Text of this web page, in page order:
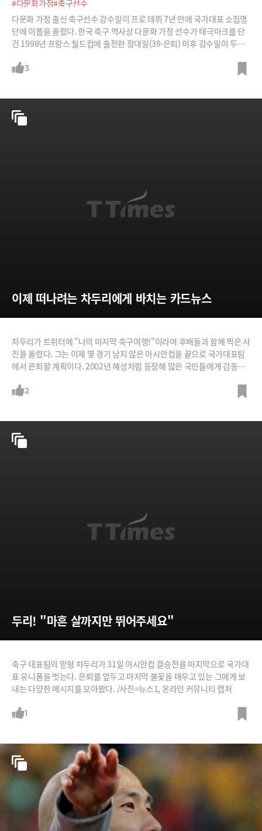
#다문화가정#축구선수
다문화 가정 출신 축구선수 강수일이 프로 데뷔 7년 만에 국가대표 소집명
단에 이름을 올렸다. 한국 축구 역사상 다문화 가정 선수가 태극마크를 단
건 1998년 프랑스 월드컵에 출전한 장대일(39·은퇴) 이후 강수일이 두번
3
이제 떠나려는 차두리에게 바치는 카드뉴스
차두리가 트위터에 "나의 마지막 축구여행!"이라며 후배들과 함께 찍은 사
진을 올렸다. 그는 이제 몇 경기 남지 않은 아시안컵을 끝으로 국가대표팀
에서 은퇴할 계획이다. 2002년 혜성처럼 등장해 많은 국민들에게 감동을
1, 뉴시스, 차두리 트위터, 방송화면 캡처 등
2
두리! "마흔 살까지만 뛰어주세요"
축구 대표팀의 맏형 차두리가 31일 아시안컵 결승전을 마지막으로 국가대
표 유니폼을 벗는다. 은퇴를 앞두고 마지막 불꽃을 태우고 있는 그에게 보
내는 다양한 메시지를 모아봤다. /사진=뉴스1, 온라인 커뮤니티 캡처
1